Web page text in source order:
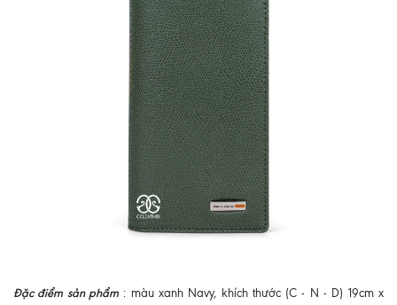
Đặc điểm sản phẩm: màu xanh Navy, khích thước (C - N - D) 19cm x